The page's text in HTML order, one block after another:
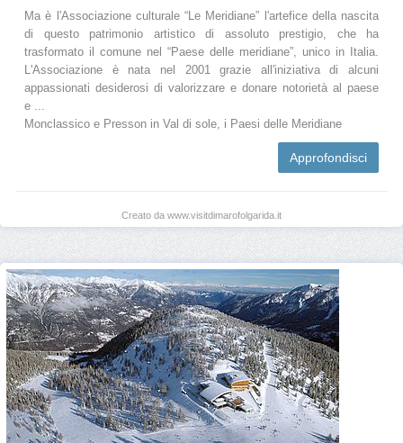
Ma è l'Associazione culturale “Le Meridiane” l'artefice della nascita
di questo patrimonio artistico di assoluto prestigio, che ha
trasformato il comune nel “Paese delle meridiane”, unico in Italia.
L'Associazione è nata nel 2001 grazie all'iniziativa di alcuni
appassionati desiderosi di valorizzare e donare notorietà al paese
e ...
Monclassico e Presson in Val di sole, i Paesi delle Meridiane
Approfondisci
Creato da www.visitdimarofolgarida.it